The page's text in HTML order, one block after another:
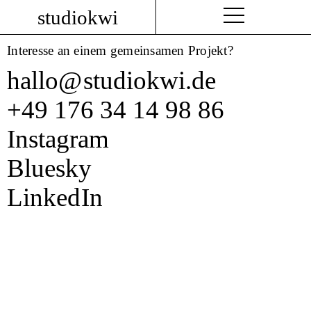
studiokwi
Interesse an einem gemeinsamen Projekt?
hallo@studiokwi.de
+49 176 34 14 98 86
Instagram
Bluesky
LinkedIn